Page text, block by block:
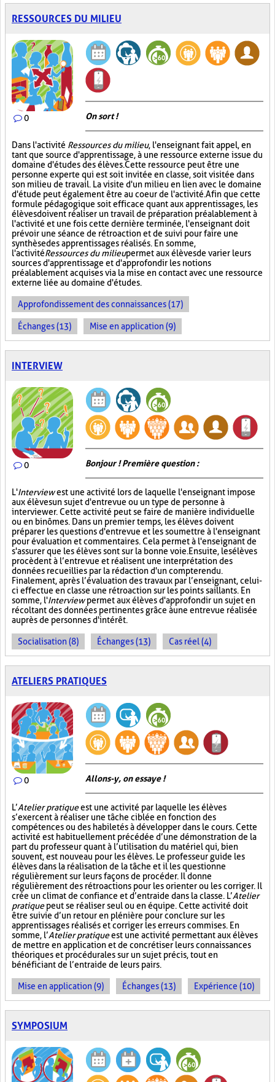
RESSOURCES DU MILIEU
0 On sort !
Dans l'activité Ressources du milieu, l'enseignant fait appel, en
tant que source d'apprentissage, à une ressource externe issue du
domaine d'études des élèves. Cette ressource peut être une
personne experte qui est soit invitée en classe, soit visitée dans
son milieu de travail. La visite d'un milieu en lien avec le domaine
d'étude peut également être au coeur de l'activité. Afin que cette
formule pédagogique soit efficace quant aux apprentissages, les
élèves doivent réaliser un travail de préparation préalablement à
l'activité et une fois cette dernière terminée, l'enseignant doit
prévoir une séance de rétroaction et de suivi pour faire une
synthèse des apprentissages réalisés. En somme,
l'activitéRessources du milieupermet aux élèves de varier leurs
sources d'apprentissage et d'approfondir les notions
préalablement acquises via la mise en contact avec une ressource
externe liée au domaine d'études.
Approfondissement des connaissances (17)
Échanges (13) Mise en application (9)
INTERVIEW
0 Bonjour ! Première question :
L'Interviewest une activité lors de laquelle l'enseignant impose
aux élèves un sujet d'entrevue ou un type de personne à
interviewer. Cette activité peut se faire de manière individuelle
ou en binômes. Dans un premier temps, les élèves doivent
préparer les questions d'entrevue et les soumettre à l'enseignant
pour évaluation et commentaires. Cela permet à l'enseignant de
s'assurer que les élèves sont sur la bonne voie. Ensuite, les élèves
procèdent à l’entrevue et réalisent une interprétation des
données recueillies par la rédaction d'un compte rendu.
Finalement, après l’évaluation des travaux par l’enseignant, celui-
ci effectue en classe une rétroaction sur les points saillants. En
somme, l'Interviewpermet aux élèves d'approfondir un sujet en
récoltant des données pertinentes grâce à une entrevue réalisée
auprès de personnes d'intérêt.
Socialisation (8) Échanges (13) Cas réel (4)
ATELIERS PRATIQUES
0 Allons-y, on essaye !
L’Atelier pratiqueest une activité par laquelle les élèves
s’exercent à réaliser une tâche ciblée en fonction des
compétences ou des habiletés à développer dans le cours. Cette
activité est habituellement précédée d’une démonstration de la
part du professeur quant à l’utilisation du matériel qui, bien
souvent, est nouveau pour les élèves. Le professeur guide les
élèves dans la réalisation de la tâche et il les questionne
régulièrement sur leurs façons de procéder. Il donne
régulièrement des rétroactions pour les orienter ou les corriger. Il
crée un climat de confiance et d’entraide dans la classe. L’Atelier
pratiquepeut se réaliser seul ou en équipe. Cette activité doit
être suivie d’un retour en plénière pour conclure sur les
apprentissages réalisés et corriger les erreurs commises. En
somme, l’Atelier pratiqueest une activité permettant aux élèves
de mettre en application et de concrétiser leurs connaissances
théoriques et procédurales sur un sujet précis, tout en
bénéficiant de l’entraide de leurs pairs.
Mise en application (9) Échanges (13) Expérience (10)
SYMPOSIUM